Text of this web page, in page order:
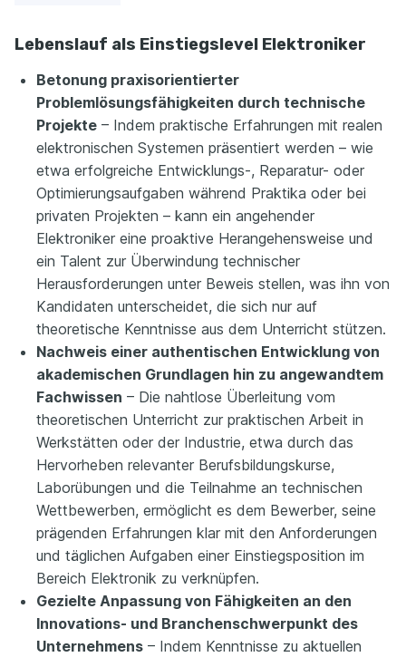
Lebenslauf als Einstiegslevel Elektroniker
Betonung praxisorientierter
Problemlösungsfähigkeiten durch technische
Projekte – Indem praktische Erfahrungen mit realen
elektronischen Systemen präsentiert werden – wie
etwa erfolgreiche Entwicklungs-, Reparatur- oder
Optimierungsaufgaben während Praktika oder bei
privaten Projekten – kann ein angehender
Elektroniker eine proaktive Herangehensweise und
ein Talent zur Überwindung technischer
Herausforderungen unter Beweis stellen, was ihn von
Kandidaten unterscheidet, die sich nur auf
theoretische Kenntnisse aus dem Unterricht stützen.
Nachweis einer authentischen Entwicklung von
akademischen Grundlagen hin zu angewandtem
Fachwissen – Die nahtlose Überleitung vom
theoretischen Unterricht zur praktischen Arbeit in
Werkstätten oder der Industrie, etwa durch das
Hervorheben relevanter Berufsbildungskurse,
Laborübungen und die Teilnahme an technischen
Wettbewerben, ermöglicht es dem Bewerber, seine
prägenden Erfahrungen klar mit den Anforderungen
und täglichen Aufgaben einer Einstiegsposition im
Bereich Elektronik zu verknüpfen.
Gezielte Anpassung von Fähigkeiten an den
Innovations- und Branchenschwerpunkt des
Unternehmens – Indem Kenntnisse zu aktuellen